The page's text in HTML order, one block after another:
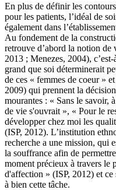
En plus de définir les
pour les patients, l’idéal de
également dans
Au fondement de la
retrouve d’abord la notion
2013 ; Menezes, 2004),
grand que soi déterminerait
de ces « femmes de coeur »
2009) qui prennent la
mourantes : « Sans le savoir,
de vie s'ouvrait », « Pour le
développer chez moi les
(ISP, 2012). L’institution
recherche a une mission, qui
la souffrance afin de
moment précieux à travers le
d'affection » (ISP, 2012) et
à bien cette tâche.